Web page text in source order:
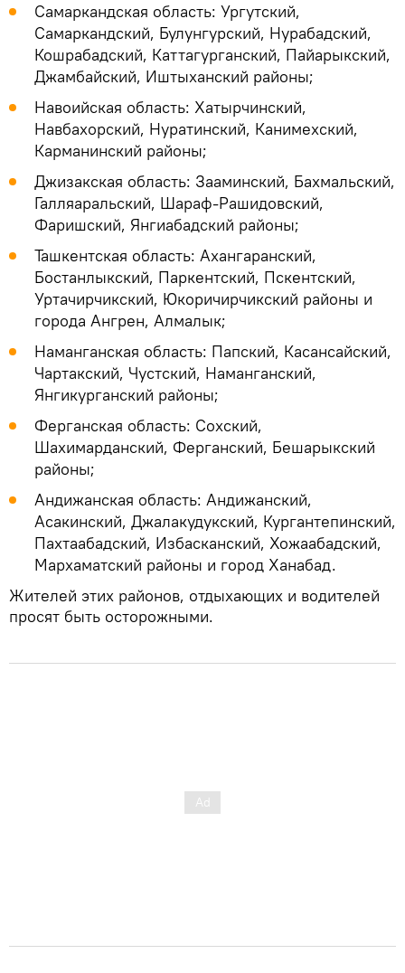
Самаркандская область: Ургутский,
Самаркандский, Булунгурский, Нурабадский,
Кошрабадский, Каттагурганский, Пайарыкский,
Джамбайский, Иштыханский районы;
Навоийская область: Хатырчинский,
Навбахорский, Нуратинский, Канимехский,
Карманинский районы;
Джизакская область: Зааминский, Бахмальский,
Галляаральский, Шараф-Рашидовский,
Фаришский, Янгиабадский районы;
Ташкентская область: Ахангаранский,
Бостанлыкский, Паркентский, Пскентский,
Уртачирчикский, Юкоричирчикский районы и
города Ангрен, Алмалык;
Наманганская область: Папский, Касансайский,
Чартакский, Чустский, Наманганский,
Янгикурганский районы;
Ферганская область: Сохский,
Шахимарданский, Ферганский, Бешарыкский
районы;
Андижанская область: Андижанский,
Асакинский, Джалакудукский, Кургантепинский,
Пахтаабадский, Избасканский, Хожаабадский,
Мархаматский районы и город Ханабад.
Жителей этих районов, отдыхающих и водителей
просят быть осторожными.